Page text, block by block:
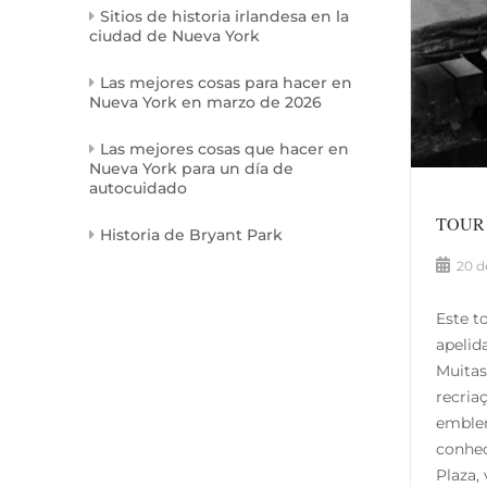
Sitios de historia irlandesa en la
ciudad de Nueva York
Las mejores cosas para hacer en
Nueva York en marzo de 2026
Las mejores cosas que hacer en
Nueva York para un día de
autocuidado
Historia de Bryant Park
20
Este